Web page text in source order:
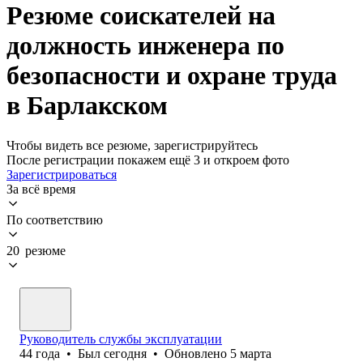
Резюме соискателей на
должность инженера по
безопасности и охране труда
в Барлакском
Чтобы видеть все резюме, зарегистрируйтесь
После регистрации покажем ещё 3 и откроем фото
Зарегистрироваться
За всё время
По соответствию
20 резюме
Руководитель службы эксплуатации
44 года • Был сегодня • Обновлено 5 марта